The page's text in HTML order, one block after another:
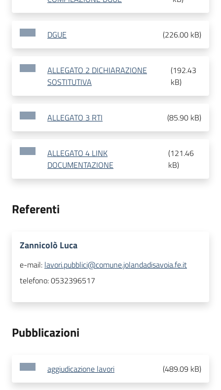
DGUE (226.00 kB)
ALLEGATO 2 DICHIARAZIONE
SOSTITUTIVA
(192.43
kB)
ALLEGATO 3 RTI (85.90 kB)
ALLEGATO 4 LINK
DOCUMENTAZIONE
(121.46
kB)
Referenti
Zannicolò Luca
e-mail: lavori.pubblici@comune.jolandadisavoia.fe.it
telefono:0532396517
Pubblicazioni
aggiudicazione lavori (489.09 kB)